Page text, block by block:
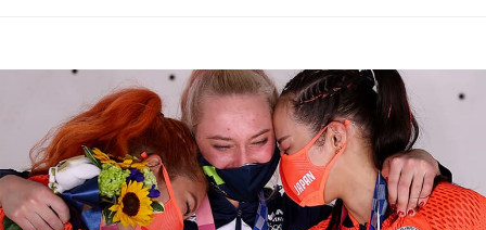
ドーハアジア大会
男子ダブルス：5位
男子団体：5位
男子シングルス：3回戦敗退